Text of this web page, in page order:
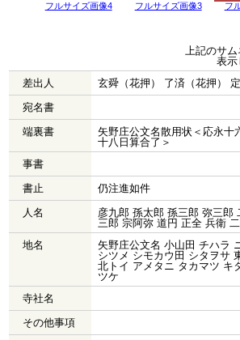
フルサイズ画像4 フルサイズ画像3 フ
上記のサ
表示
差出人
玄舜（花押） 了済（花押） 定
宛名書
端裏書
矢野庄公文名散用状＜応永
十八日算合了＞
事書
書止
仍注進如件
人名
彦九郎 孫太郎 孫三郎 弥三郎
三郎 宗阿弥 道円 正全 兵衛
地名
矢野庄公文名 小山田 チハラ
シツメ シモカウ田 シタヲサ
北トイ アメタニ タカマツ キ
ツケ
寺社名
その他事項